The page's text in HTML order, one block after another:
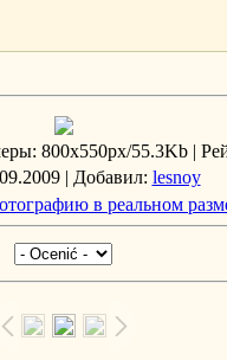
: 800x550px/55.3Kb |
| Добавил: lesnoy
в реальном